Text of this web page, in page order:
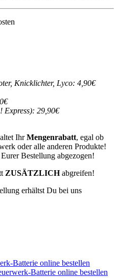
Knicklichter, Lyco: 4,90€
Express): 29,90€
IhrMengenrabatt, egal ob
oder alle anderen Produkte!
Bestellung abgezogen!
ZUSÄTZLICHabgreifen!
erhältst Du bei uns
Batterie online bestellen
Batterie online bestellen